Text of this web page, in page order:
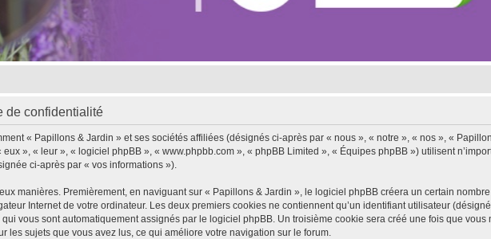
de confidentialité
« Papillons & Jardin » et ses sociétés affiliées (désignés ci-après par « nous », « notre », « nos », «
», « leur », « logiciel phpBB », « www.phpbb.com », « phpBB Limited », « Équipes phpBB ») utilisent
ci-après par « vos informations »).
manières. Premièrement, en naviguant sur « Papillons & Jardin », le logiciel phpBB créera un certain
Internet de votre ordinateur. Les deux premiers cookies ne contiennent qu’un identifiant utilisateur
vous sont automatiquement assignés par le logiciel phpBB. Un troisième cookie sera créé une fois que
les sujets que vous avez lus, ce qui améliore votre navigation sur le forum.